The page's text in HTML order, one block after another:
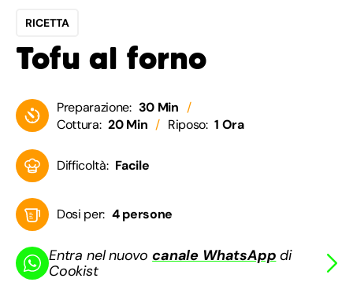
RICETTA
Tofu al forno
Preparazione: 30 Min
Cottura: 20 Min Riposo: 1 Ora
Difficoltà: Facile
Dosi per: 4 persone
Entra nel nuovocanale WhatsApp di
Cookist